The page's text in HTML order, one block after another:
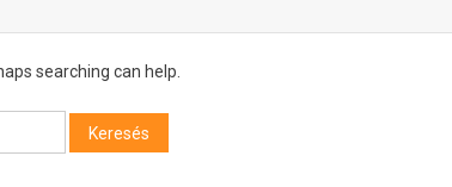
searching can help.